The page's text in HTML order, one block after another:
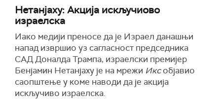
Нетанјаху: Акција искључиово
израелска
Иако медији преносе да је Израел данашњи
напад извршио уз сагласност председника
САД Доналда Трампа, израелски премијер
Бенјамин Нетанјаху је на мрежи Иксобјавио
саопштење у коме наводи да је акција
искључиво израелска.